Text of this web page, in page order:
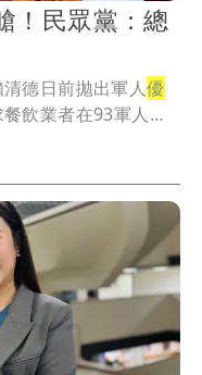
！民眾黨：總
清德日前拋出軍人優
飲業者在93軍人節